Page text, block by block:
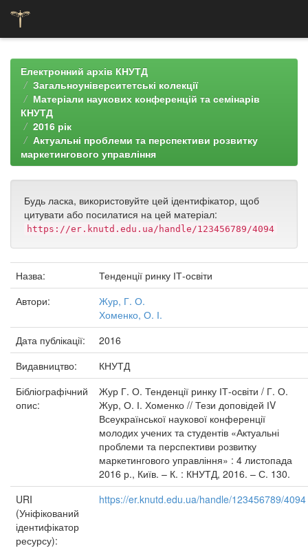
navigationЕлектронний архів КНУТД
Загальноуніверситетські колекції
Матеріали наукових конференцій та семінарів
КНУТД
2016 рік
Актуальні проблеми та перспективи розвитку
маркетингового управління
Будь ласка, використовуйте цей ідентифікатор, щоб
цитувати або посилатися на цей матеріал:
https://er.knutd.edu.ua/handle/123456789/4094
Назва:
Тенденції ринку ІТ-освіти
Автори:
Жур, Г. О.
Хоменко, О. І.
Дата публікації:
2016
Видавництво:
КНУТД
Бібліографічний
опис:
Жур Г. О. Тенденції ринку ІТ-освіти / Г. О.
Жур, О. І. Хоменко // Тези доповідей ІV
Всеукраїнської наукової конференції
молодих учених та студентів «Актуальні
проблеми та перспективи розвитку
маркетингового управління» : 4 листопада
2016 р., Київ. – К. : КНУТД, 2016. – С. 130.
URI
(Уніфікований
ідентифікатор
ресурсу):
https://er.knutd.edu.ua/handle/123456789/4094